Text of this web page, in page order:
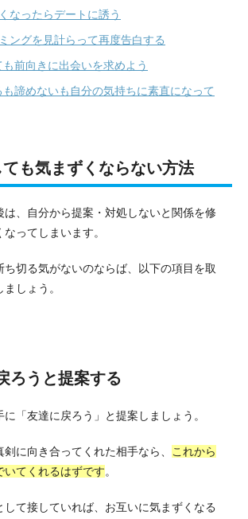
なったらデートに誘う
ングを見計らって再度告白する
前向きに出会いを求めよう
諦めないも自分の気持ちに素直になって
も気まずくならない方法
は、自分から提案・対処しないと関係を修
ってしまいます。
ち切る気がないのならば、以下の項目を取
しょう。
ろうと提案する
に「友達に戻ろう」と提案しましょう。
に向き合ってくれた相手なら、
これから
いてくれるはずです。
して接していれば、お互いに気まずくなる